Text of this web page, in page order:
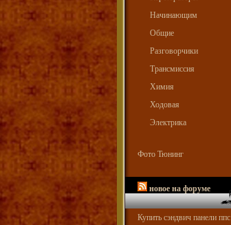
Начинающим
Общие
Разговорчики
Трансмиссия
Химия
Ходовая
Электрика
Фото Тюнинг
новое на форуме
Купить сэндвич панели ппс